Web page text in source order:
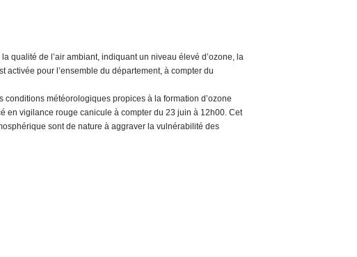
qualité de l’air ambiant, indiquant un niveau élevé d’ozone, la
activée pour l’ensemble du département, à compter du
météorologiques propices à la formation d’ozone
en vigilance rouge canicule à compter du 23 juin à 12h00. Cet
sont de nature à aggraver la vulnérabilité des